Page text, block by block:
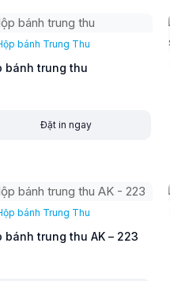
bánh Trung Thu
bánh trung thu
Đặt in ngay
bánh Trung Thu
bánh trung thu AK – 223